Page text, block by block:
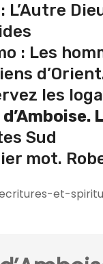
: Les
les
Sud
mot.
et-